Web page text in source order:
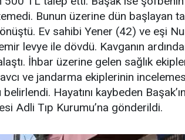
Bunun üzerine dün başlayan
Ev sahibi Yener (42) ve eşi
levye ile dövdü. Kavganın
İhbar üzerine gelen sağlık
ve jandarma ekiplerinin
Hayatını kaybeden
Adli Tıp Kurumu’na gönderildi.